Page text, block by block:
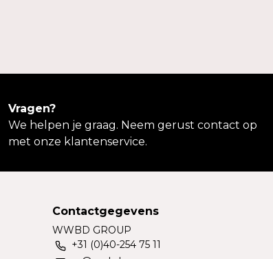
Vragen?
We helpen je graag. Neem gerust contact op
met onze klantenservice.
Contactgegevens
WWBD GROUP
+31 (0)40-254 75 11